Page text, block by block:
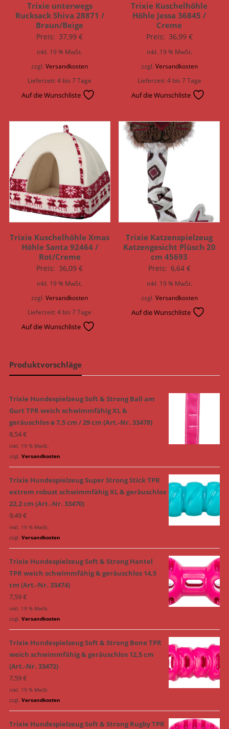
Trixie unterwegs
Rucksack Shiva 28871 /
Braun/Beige
Preis: 37,99€
inkl. 19 % MwSt.
zzgl.Versandkosten
Lieferzeit:4 bis 7 Tage
Auf die Wunschliste
Trixie Kuschelhöhle
Höhle Jessa 36845 /
Creme
Preis: 36,99 €
inkl. 19 % MwSt.
zzgl. Versandkosten
Lieferzeit:4 bis 7 Tage
Auf die Wunschliste
Trixie Kuschelhöhle Xmas
Höhle Santa 92464 /
Rot/Creme
Preis: 36,09€
inkl. 19 % MwSt.
zzgl.Versandkosten
Lieferzeit:4 bis 7 Tage
Auf die Wunschliste
Trixie Katzenspielzeug
Katzengesicht Plüsch 20
cm 45693
Preis: 6,64 €
inkl. 19 % MwSt.
zzgl. Versandkosten
Auf die Wunschliste
Produktvorschläge
Trixie Hundespielzeug Soft & Strong Ball am
Gurt TPR weich schwimmfähig XL &
geräuschlos ø 7,5 cm / 29 cm (Art.-Nr. 33478)
8,54€
inkl. 19 % MwSt.
zzgl. Versandkosten
Trixie Hundespielzeug Super Strong Stick TPR
extrem robust schwimmfähig XL & geräuschlos
22,2 cm (Art.-Nr. 33470)
9,49€
inkl. 19 % MwSt.
zzgl. Versandkosten
Trixie Hundespielzeug Soft & Strong Hantel
TPR weich schwimmfähig & geräuschlos 14,5
cm (Art.-Nr. 33474)
7,59€
inkl. 19 % MwSt.
zzgl. Versandkosten
Trixie Hundespielzeug Soft & Strong Bone TPR
weich schwimmfähig & geräuschlos 12,5 cm
(Art.-Nr. 33472)
7,59€
inkl. 19 % MwSt.
zzgl. Versandkosten
Trixie Hundespielzeug Soft & Strong Rugby TPR